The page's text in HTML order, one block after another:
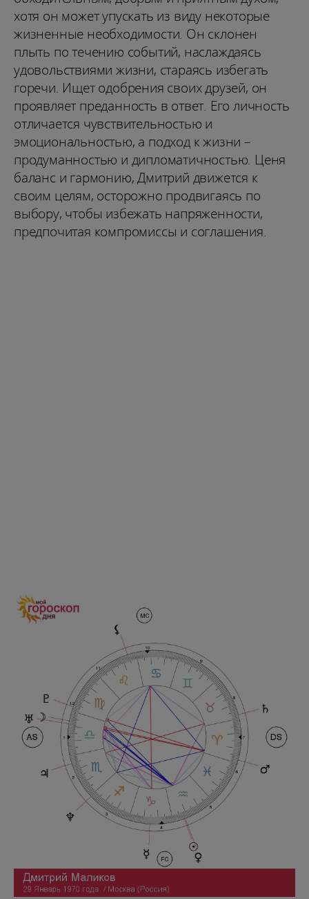
хотя он может упускать из виду некоторые
жизненные необходимости. Он склонен
плыть по течению событий, наслаждаясь
удовольствиями жизни, стараясь избегать
горечи. Ищет одобрения своих друзей, он
проявляет преданность в ответ. Его личность
отличается чувствительностью и
эмоциональностью, а подход к жизни –
продуманностью и дипломатичностью. Ценя
баланс и гармонию, Дмитрий движется к
своим целям, осторожно продвигаясь по
выбору, чтобы избежать напряженности,
предпочитая компромиссы и соглашения.